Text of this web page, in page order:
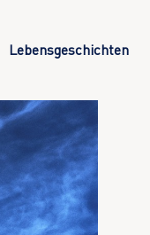
Lebensgeschichten